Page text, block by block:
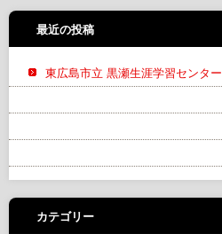
最近の投稿
東広島市立 黒瀬生涯学習センター
カテゴリー